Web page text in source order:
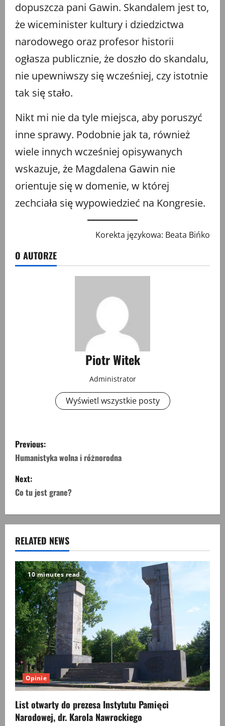
dopuszcza pani Gawin. Skandalem jest to,
że wiceminister kultury i dziedzictwa
narodowego oraz profesor historii
ogłasza publicznie, że doszło do skandalu,
nie upewniwszy się wcześniej, czy istotnie
tak się stało.
Nikt mi nie da tyle miejsca, aby poruszyć
inne sprawy. Podobnie jak ta, również
wiele innych wcześniej opisywanych
wskazuje, że Magdalena Gawin nie
orientuje się w domenie, w której
zechciała się wypowiedzieć na Kongresie.
Korekta językowa: Beata Bińko
O AUTORZE
Piotr Witek
Administrator
Wyświetl wszystkie posty
P
o
s
t
n
a
v
i
g
a
t
i
o
n
Previous:
Humanistyka wolna i różnorodna
Next:
Co tu jest grane?
RELATED NEWS
10 minutes read
Opinie
List otwarty do prezesa Instytutu Pamięci
Narodowej, dr. Karola Nawrockiego